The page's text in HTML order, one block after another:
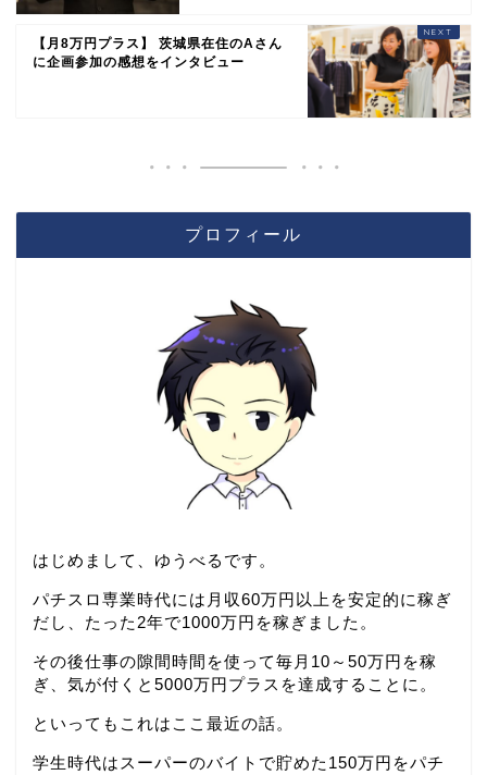
【月8万円プラス】 茨城県在住のAさん
に企画参加の感想をインタビュー
プロフィール
はじめまして、ゆうべるです。
パチスロ専業時代には月収60万円以上を安定的に稼ぎ
だし、たった2年で1000万円を稼ぎました。
その後仕事の隙間時間を使って毎月10～50万円を稼
ぎ、気が付くと5000万円プラスを達成することに。
といってもこれはここ最近の話。
学生時代はスーパーのバイトで貯めた150万円をパチ